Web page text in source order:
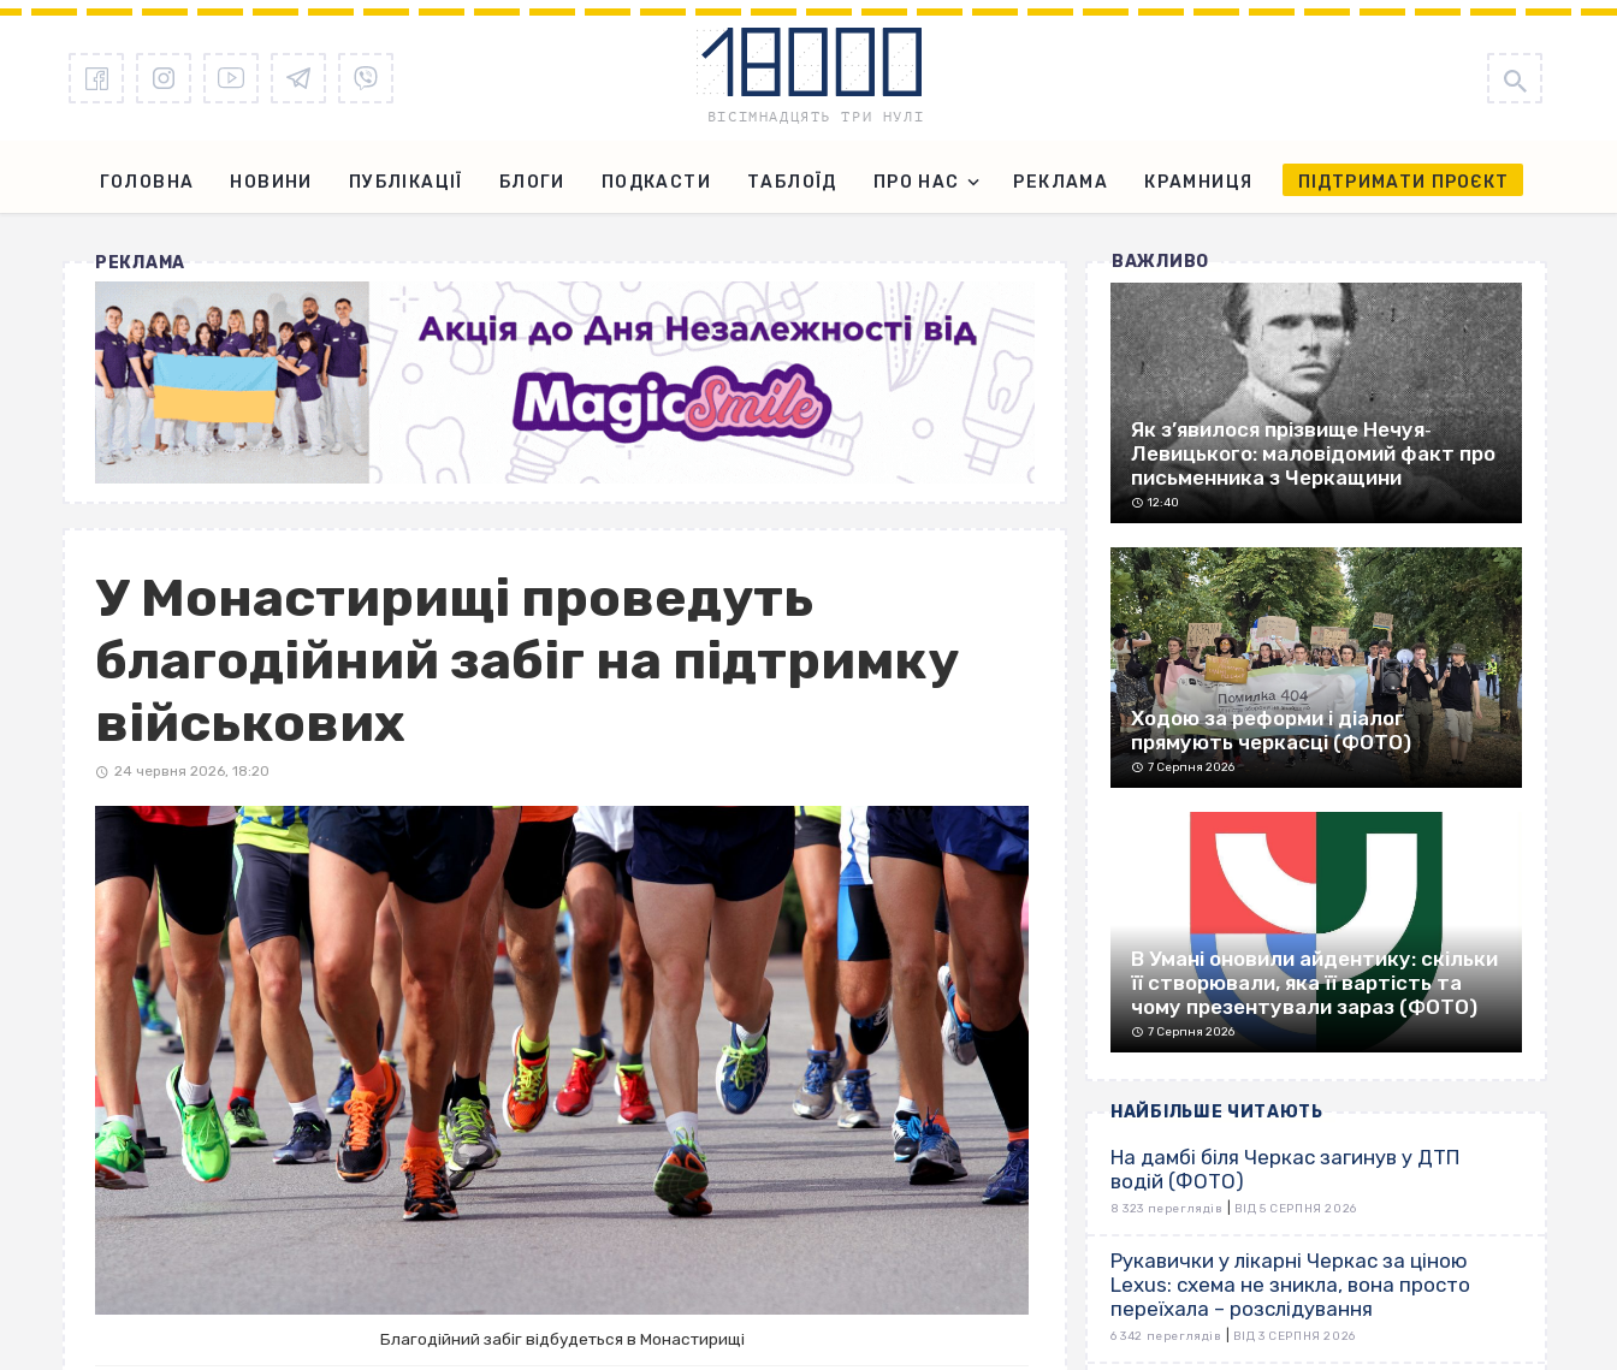
ГОЛОВНА НОВИНИ ПУБЛІКАЦІЇ БЛОГИ ПОДКАСТИ ТАБЛОЇД ПРО НАС РЕКЛАМА КРАМНИЦЯ ПІДТРИМАТИ ПРОЄКТ
РЕКЛАМА
У Монастирищі проведуть
благодійний забіг на підтримку
військових
24 червня 2026, 18:20
Благодійний забіг відбудеться в Монастирищі
ВАЖЛИВО
Як з’явилося прізвище Нечуя‐
Левицького: маловідомий факт про
письменника з Черкащини
12:40
Ходою за реформи і діалог
прямують черкасці (ФОТО)
7 Серпня 2026
В Умані оновили айдентику: скільки
її створювали, яка її вартість та
чому презентували зараз (ФОТО)
7 Серпня 2026
НАЙБІЛЬШЕ ЧИТАЮТЬ
На дамбі біля Черкас загинув у ДТП
водій (ФОТО)
8 323 переглядів ВІД 5 СЕРПНЯ 2026
Рукавички у лікарні Черкас за ціною
Lexus: схема не зникла, вона просто
переїхала – розслідування
6 342 переглядів ВІД 3 СЕРПНЯ 2026